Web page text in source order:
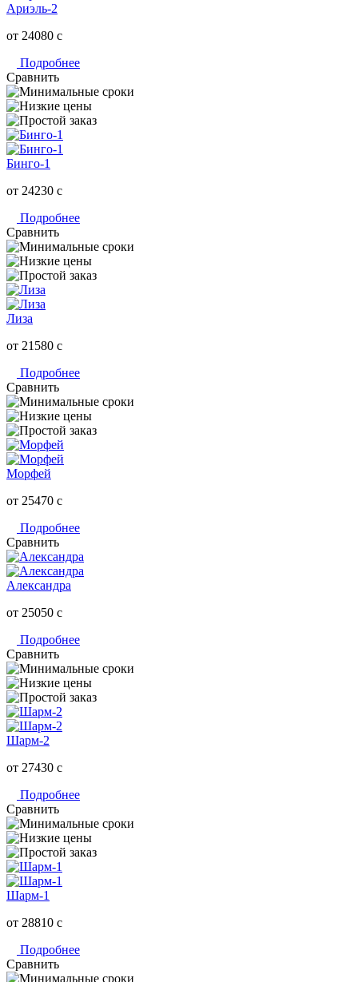
Ариэль-2
от 24080 c
Подробнее
Сравнить
Бинго-1
от 24230 c
Подробнее
Сравнить
Лиза
от 21580 c
Подробнее
Сравнить
Морфей
от 25470 c
Подробнее
Сравнить
Александра
от 25050 c
Подробнее
Сравнить
Шарм-2
от 27430 c
Подробнее
Сравнить
Шарм-1
от 28810 c
Подробнее
Сравнить